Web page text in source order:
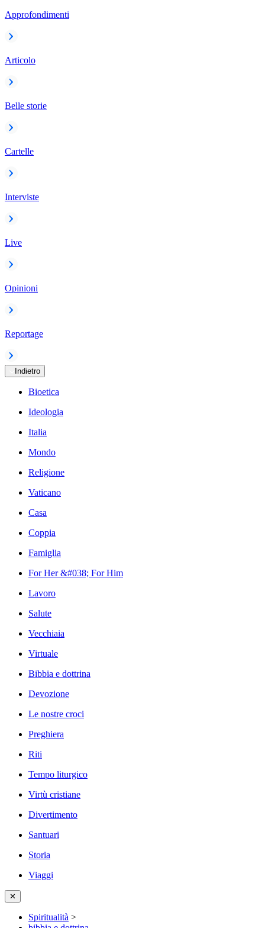
Approfondimenti
Articolo
Belle storie
Cartelle
Interviste
Live
Opinioni
Reportage
Indietro
Bioetica
Ideologia
Italia
Mondo
Religione
Vaticano
Casa
Coppia
Famiglia
For Her &#038; For Him
Lavoro
Salute
Vecchiaia
Virtuale
Bibbia e dottrina
Devozione
Le nostre croci
Preghiera
Riti
Tempo liturgico
Virtù cristiane
Divertimento
Santuari
Storia
Viaggi
✕
Spiritualità >